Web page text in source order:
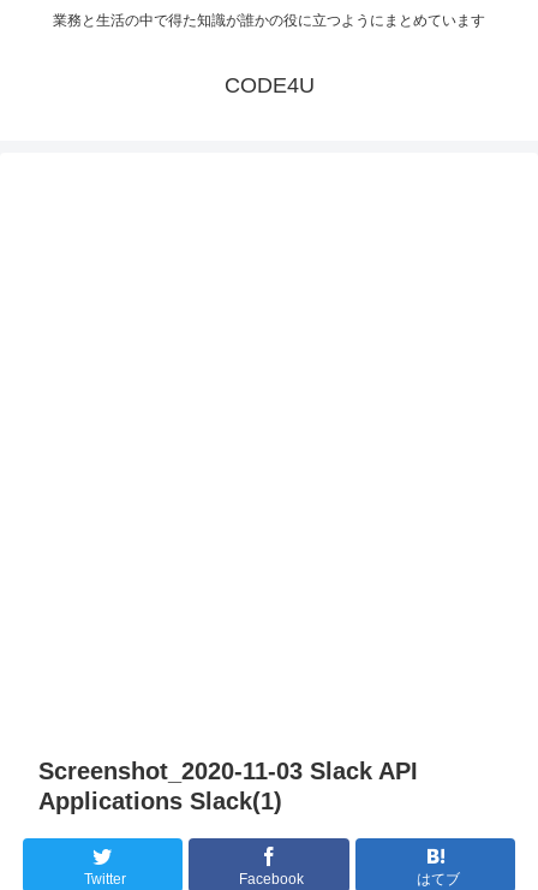
業務と生活の中で得た知識が誰かの役に立つようにまとめています
CODE4U
Screenshot_2020-11-03 Slack API
Applications Slack(1)
Twitter Facebook はてブ